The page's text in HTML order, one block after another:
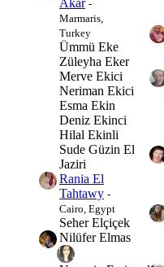
Akar -
Marmaris,
Turkey
Ümmü Eke
Züleyha Eker
Merve Ekici
Neriman Ekici
Esma Ekin
Deniz Ekinci
Hilal Ekinli
Sude Güzin El
Jaziri
Rania El
Tahtawy -
Cairo, Egypt
Seher Elçiçek
Nilüfer Elmas